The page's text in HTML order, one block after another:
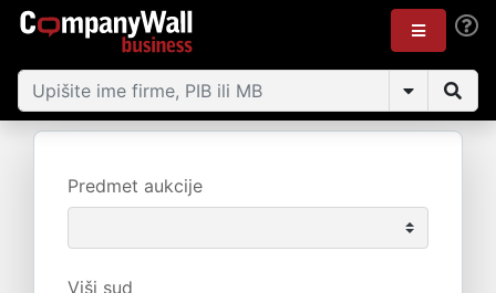
Predmet aukcije
Viši sud